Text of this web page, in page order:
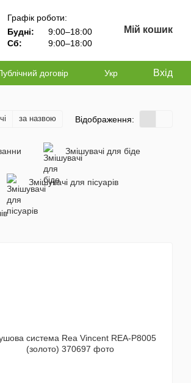
Графік роботи:
Будні:
9:00–18:00
Сб:
9:00–18:00
Мій кошик
договір Укр Вхід
за назвою Відображення:
Змішувачі для біде
Змішувачі для пісуарів